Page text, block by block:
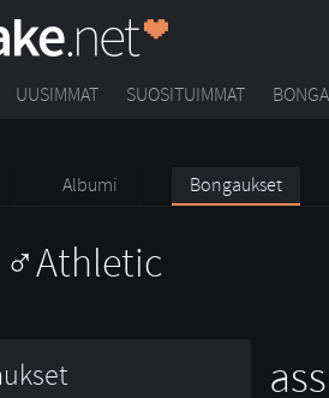
UUSIMMAT SUOSITUIMMAT
Albumi Bongaukset
Athletic
ass